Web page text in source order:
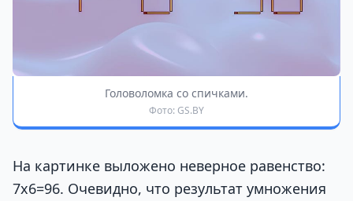
Головоломка со спичками.
Фото: GS.BY
На картинке выложено неверное равенство:
7х6=96. Очевидно, что результат умножения